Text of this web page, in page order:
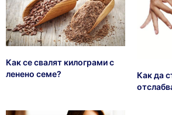
Как се свалят килограми с
ленено семе?
Как да